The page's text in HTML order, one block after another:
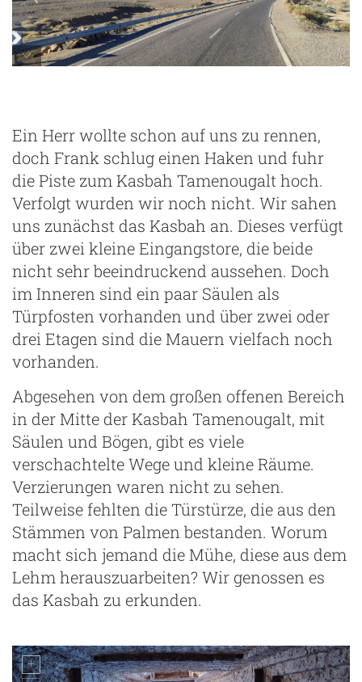
Ein Herr wollte schon auf uns zu rennen,
doch Frank schlug einen Haken und fuhr
die Piste zum Kasbah Tamenougalt hoch.
Verfolgt wurden wir noch nicht. Wir sahen
uns zunächst das Kasbah an. Dieses verfügt
über zwei kleine Eingangstore, die beide
nicht sehr beeindruckend aussehen. Doch
im Inneren sind ein paar Säulen als
Türpfosten vorhanden und über zwei oder
drei Etagen sind die Mauern vielfach noch
vorhanden.
Abgesehen von dem großen offenen Bereich
in der Mitte der Kasbah Tamenougalt, mit
Säulen und Bögen, gibt es viele
verschachtelte Wege und kleine Räume.
Verzierungen waren nicht zu sehen.
Teilweise fehlten die Türstürze, die aus den
Stämmen von Palmen bestanden. Worum
macht sich jemand die Mühe, diese aus dem
Lehm herauszuarbeiten? Wir genossen es
das Kasbah zu erkunden.